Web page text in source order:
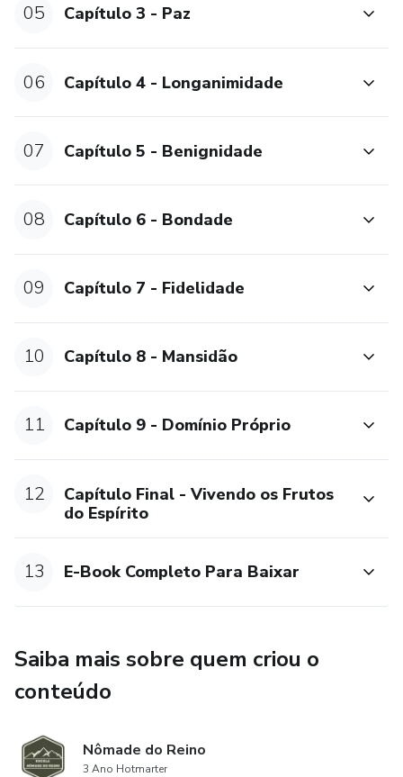
05 Capítulo 3 - Paz
06 Capítulo 4 - Longanimidade
07 Capítulo 5 - Benignidade
08 Capítulo 6 - Bondade
09 Capítulo 7 - Fidelidade
10 Capítulo 8 - Mansidão
11 Capítulo 9 - Domínio Próprio
12
Capítulo Final - Vivendo os Frutos
do Espírito
13 E-Book Completo Para Baixar
Saiba mais sobre quem criou o
conteúdo
Nômade do Reino
3 Ano Hotmarter